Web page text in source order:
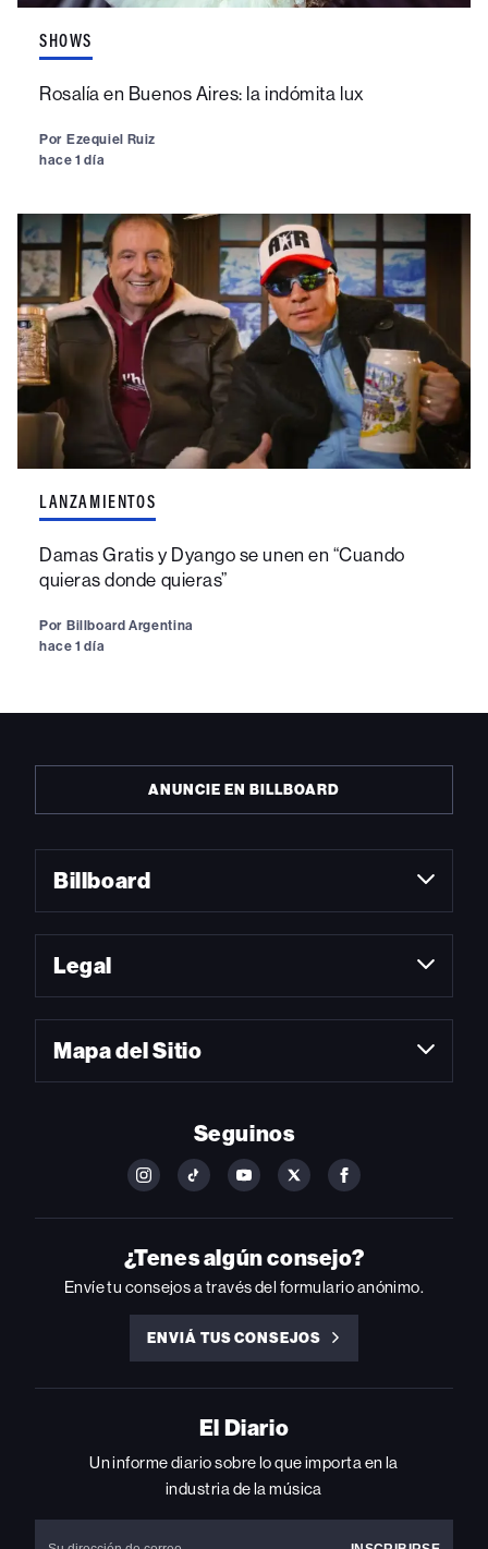
SHOWS
Rosalía en Buenos Aires: la indómita lux
Por Ezequiel Ruiz
hace 1 día
LANZAMIENTOS
Damas Gratis y Dyango se unen en “Cuando
quieras donde quieras”
Por Billboard Argentina
hace 1 día
ANUNCIE EN BILLBOARD
Billboard
Legal
Mapa del Sitio
Seguinos
FOLLOW
ON
INSTAGRAM
FOLLOW
ON
YOUTUBE
FOLLOW
ON
YOUTUBE
FOLLOW
ON
FOLLOW
ON
FACEBOOK
¿Tenes algún consejo?
Envíe tu consejos a través del formulario anónimo.
ENVIÁ TUS CONSEJOS
ENVIÁ
TUS
CONSEJOS
El Diario
Un informe diario sobre lo que importa en la
industria de la música